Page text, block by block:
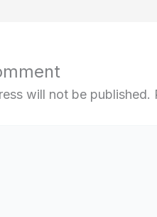
will not be published.